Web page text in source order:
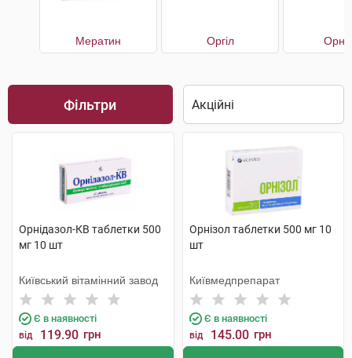
Мератин Оргіл
Фільтри
Орнідазол-КВ таблетки 500
мг 10 шт
Київський вітамінний завод
Є в наявності
від 119.90 грн
Орнізол таблетки 500 мг 10
шт
Київмедпрепарат
Є в наявності
від 145.00 грн